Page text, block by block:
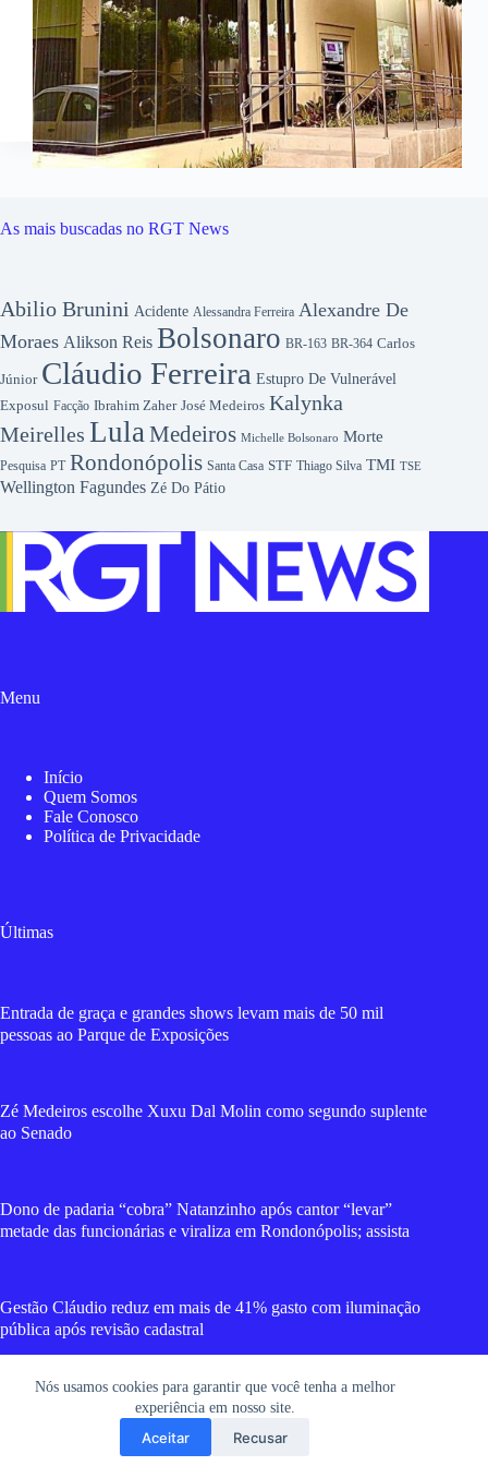
Nós usamos cookies para garantir que você tenha a melhor
experiência em nosso site.
Aceitar Recusar
As mais buscadas no RGT News
Abilio Brunini Acidente Alessandra Ferreira Alexandre De
Moraes Alikson Reis Bolsonaro BR-163 BR-364 Carlos
Júnior Cláudio Ferreira Estupro De Vulnerável
Exposul Facção Ibrahim Zaher José Medeiros Kalynka
Meirelles LulaMedeiros Michelle Bolsonaro Morte
Pesquisa PT Rondonópolis Santa Casa STF Thiago Silva TMI TSE
Wellington Fagundes Zé Do Pátio
Menu
Início
Quem Somos
Fale Conosco
Política de Privacidade
Últimas
Entrada de graça e grandes shows levam mais de 50 mil
pessoas ao Parque de Exposições
Zé Medeiros escolhe Xuxu Dal Molin como segundo suplente
ao Senado
Dono de padaria “cobra” Natanzinho após cantor “levar”
metade das funcionárias e viraliza em Rondonópolis; assista
Gestão Cláudio reduz em mais de 41% gasto com iluminação
pública após revisão cadastral
Criminosos tentam matar jovem a tiros na frente dos avós em
Copyright © 2026 RGT News - Portal de Notícias